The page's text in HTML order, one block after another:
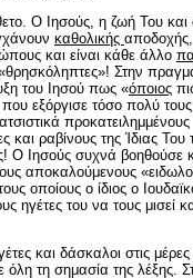
Ο Ιησούς, η ζωή Του και
καθολικής αποδοχής,
και είναι κάθε άλλο
Στην
του Ιησού πως «όποιος
εξόργισε τόσο πολύ τους
προκατειλημμένους
και ραβίνους της Ίδιας Του
Ο Ιησούς συχνά βοηθούσε
αποκαλούμενους
οποίους ο ίδιος ο
ηγέτες του να τους μισεί
και δάσκαλοι στις
όλη τη σημασία της λέξης.